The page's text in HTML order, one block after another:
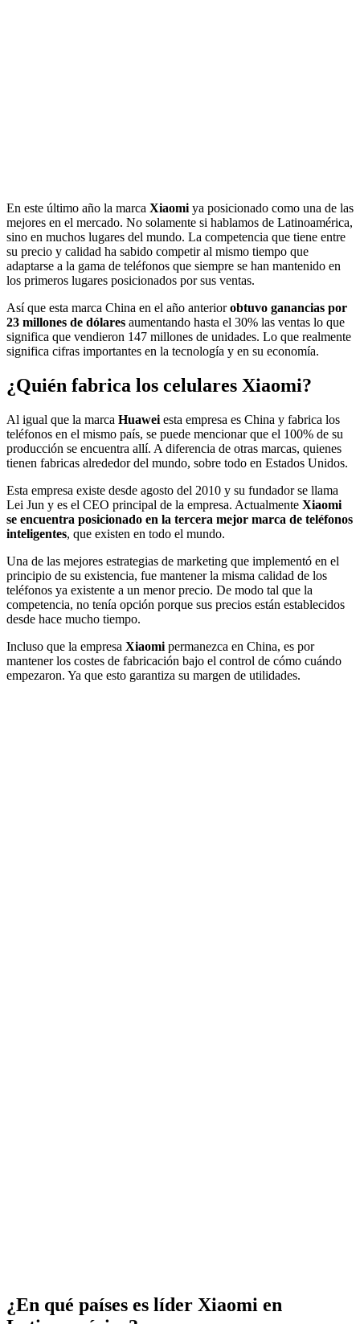
En este último año la marca Xiaomi ya posicionado como una de las
mejores en el mercado. No solamente si hablamos de Latinoamérica,
sino en muchos lugares del mundo. La competencia que tiene entre
su precio y calidad ha sabido competir al mismo tiempo que
adaptarse a la gama de teléfonos que siempre se han mantenido en
los primeros lugares posicionados por sus ventas.
Así que esta marca China en el año anteriorobtuvo ganancias por
23 millones de dólares aumentando hasta el 30% las ventas lo que
significa que vendieron 147 millones de unidades. Lo que realmente
significa cifras importantes en la tecnología y en su economía.
¿Quién fabrica los celulares Xiaomi?
Al igual que la marca Huawei esta empresa es China y fabrica los
teléfonos en el mismo país, se puede mencionar que el 100% de su
producción se encuentra allí. A diferencia de otras marcas, quienes
tienen fabricas alrededor del mundo, sobre todo en Estados Unidos.
Esta empresa existe desde agosto del 2010 y su fundador se llama
Lei Jun y es el CEO principal de la empresa. Actualmente Xiaomi
se encuentra posicionado en la tercera mejor marca de teléfonos
inteligentes, que existen en todo el mundo.
Una de las mejores estrategias de marketing que implementó en el
principio de su existencia, fue mantener la misma calidad de los
teléfonos ya existente a un menor precio. De modo tal que la
competencia, no tenía opción porque sus precios están establecidos
desde hace mucho tiempo.
Incluso que la empresa Xiaomi permanezca en China, es por
mantener los costes de fabricación bajo el control de cómo cuándo
empezaron. Ya que esto garantiza su margen de utilidades.
¿En qué países es líder Xiaomi en